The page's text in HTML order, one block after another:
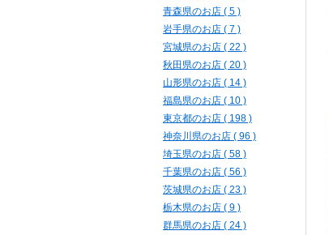
青森県のお店 ( 5 )
岩手県のお店 ( 7 )
宮城県のお店 ( 22 )
秋田県のお店 ( 20 )
山形県のお店 ( 14 )
福島県のお店 ( 10 )
東京都のお店 ( 198 )
神奈川県のお店 ( 96 )
埼玉県のお店 ( 58 )
千葉県のお店 ( 56 )
茨城県のお店 ( 23 )
栃木県のお店 ( 9 )
群馬県のお店 ( 24 )